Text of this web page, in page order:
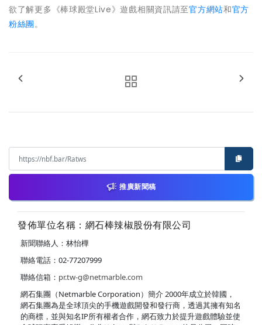
欲了解更多《棒球殿堂Live》遊戲相關資訊請至官方網站和官方
粉絲團。
推廣新聞稿
發佈單位名稱：網石棒辣椒股份有限公司
新聞聯絡人：林怡樺
聯絡電話：02-77207999
聯絡信箱： pr.tw-g@netmarble.com
網石集團（Netmarble Corporation）簡介 2000年成立於韓國，
網石集團為是全球頂尖的手機遊戲開發和發行商，透過其擁有知名
的商標，並與知名IP所有權者合作，網石致力於提升遊戲體驗並使